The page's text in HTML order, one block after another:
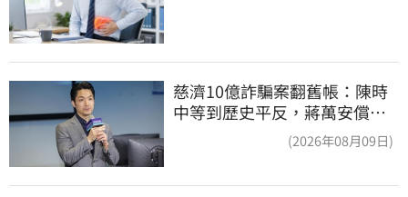
慈濟10億詐騙案翻舊帳：陳時
中等到歷史平反，蔣萬安償還
(2026年08月09日)